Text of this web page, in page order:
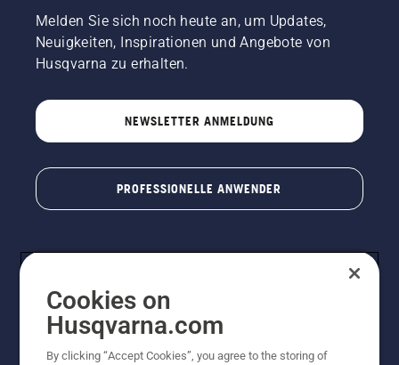
Melden Sie sich noch heute an, um Updates,
Neuigkeiten, Inspirationen und Angebote von
Husqvarna zu erhalten.
NEWSLETTER ANMELDUNG
PROFESSIONELLE ANWENDER
Cookies on
Husqvarna.com
By clicking “Accept Cookies”, you agree to the storing of